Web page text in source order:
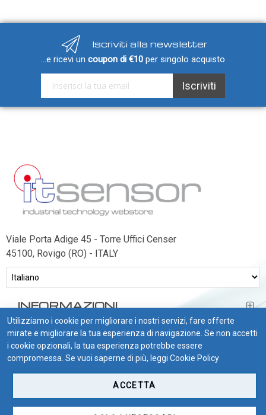
Iscriviti alla newsletter
...e ricevi un coupon di €10 per singolo acquisto
Iscriviti alla nostra Newsletter: Iscriviti
Viale Porta Adige 45 - Torre Uffici Censer
45100, Rovigo (RO) - ITALY
INFORMAZIONI
BISOGNO DI AIUTO?
CONDIZIONI DI VENDITA
Connettori e Cavi
Sonde umidità ambiente
Igrostati e Termoigrostati
Igrostati ambiente
Igrostati per canale
Strumenti portatili
Termo-igrometri ambiente
Strumenti di misura per materiali
Accessori e Ricambi
PRESSIONE
E
PORTATA
Utilizziamo i cookie per migliorare i nostri servizi, fare offerte
mirate e migliorare la tua esperienza di navigazione. Se non accetti
i cookie opzionali, la tua esperienza potrebbe essere
compromessa. Se vuoi saperne di più, leggi Cookie Policy
ACCETTA